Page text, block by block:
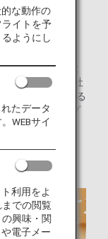
産者と
に届けたい」と
ANAグループ社
り多くの賛同する
スタートアップ
な動作の
イトを予
ようにし
たデータ
WEBサイ
利用をよ
での閲覧
興味・関
電子メー